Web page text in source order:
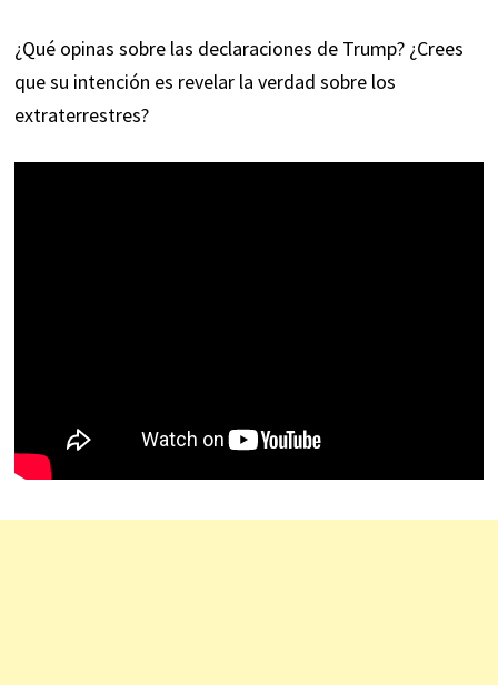
¿Qué opinas sobre las declaraciones de Trump? ¿Crees
que su intención es revelar la verdad sobre los
extraterrestres?